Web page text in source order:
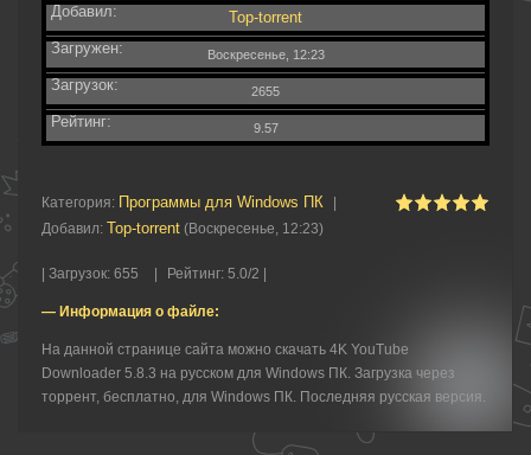
Добавил:
Top-torrent
Загружен:
Воскресенье, 12:23
Загрузок: 2655
Рейтинг: 9.57
Категория: Программы для Windows ПК
Добавил: Top-torrent (Воскресенье, 12:23)
Загрузок: 655 Рейтинг: 5.0/2 |
— Информация о файле:
На данной странице сайта можно скачать 4K YouTube
Downloader 5.8.3 на русском для Windows ПК. Загрузка через
торрент, бесплатно, для Windows ПК. Последняя русская версия.